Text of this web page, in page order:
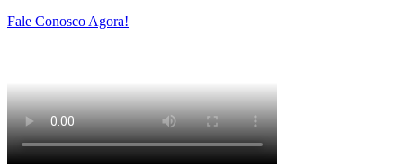
Fale Conosco Agora!